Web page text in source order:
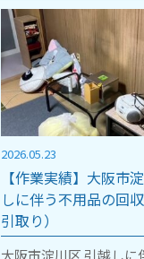
2026.05.15
【作業実績】京都市
しに伴う不用品の回
引取り）
京都市中京区 引越しに